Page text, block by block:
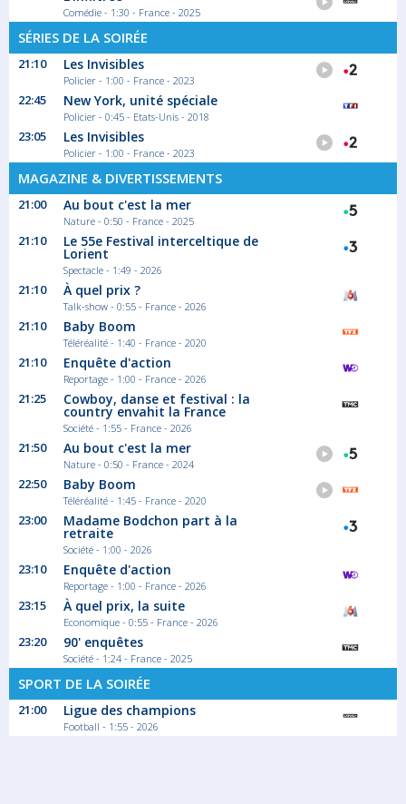
Comédie - 1:30 - France - 2025
SÉRIES DE LA SOIRÉE
21:10 Les Invisibles
Policier - 1:00 - France - 2023
22:45 New York, unité spéciale
Policier - 0:45 - Etats-Unis - 2018
23:05 Les Invisibles
Policier - 1:00 - France - 2023
MAGAZINE & DIVERTISSEMENTS
21:00 Au bout c'est la mer
Nature - 0:50 - France - 2025
21:10 Le 55e Festival interceltique de
Lorient
Spectacle - 1:49 - 2026
21:10 À quel prix ?
Talk-show - 0:55 - France - 2026
21:10 Baby Boom
Téléréalité - 1:40 - France - 2020
21:10 Enquête d'action
Reportage - 1:00 - France - 2026
21:25 Cowboy, danse et festival : la
country envahit la France
Société - 1:55 - France - 2026
21:50 Au bout c'est la mer
Nature - 0:50 - France - 2024
22:50 Baby Boom
Téléréalité - 1:45 - France - 2020
23:00 Madame Bodchon part à la
retraite
Société - 1:00 - 2026
23:10 Enquête d'action
Reportage - 1:00 - France - 2026
23:15 À quel prix, la suite
Economique - 0:55 - France - 2026
23:20 90' enquêtes
Société - 1:24 - France - 2025
SPORT DE LA SOIRÉE
21:00 Ligue des champions
Football - 1:55 - 2026